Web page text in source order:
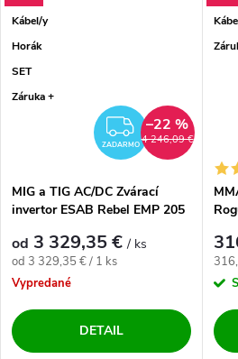
Kábel/y
Horák
SET
Záruka +
ZADARMO
ZADARMO4 246,09 €
–22 %
MIG a TIG AC/DC Zvárací
invertor ESAB Rebel EMP 205
od 3 329,35 €/ ks
Jednotková cena:
od 3 329,35 € / 1 ks
Vypredané
DETAIL